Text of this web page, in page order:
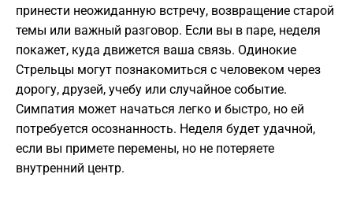
принести неожиданную встречу, возвращение старой
темы или важный разговор. Если вы в паре, неделя
покажет, куда движется ваша связь. Одинокие
Стрельцы могут познакомиться с человеком через
дорогу, друзей, учебу или случайное событие.
Симпатия может начаться легко и быстро, но ей
потребуется осознанность. Неделя будет удачной,
если вы примете перемены, но не потеряете
внутренний центр.